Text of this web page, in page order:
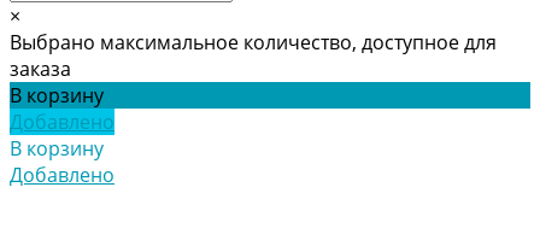
×
Выбрано максимальное количество, доступное для
заказа
В корзину
Добавлено
В корзину
Добавлено